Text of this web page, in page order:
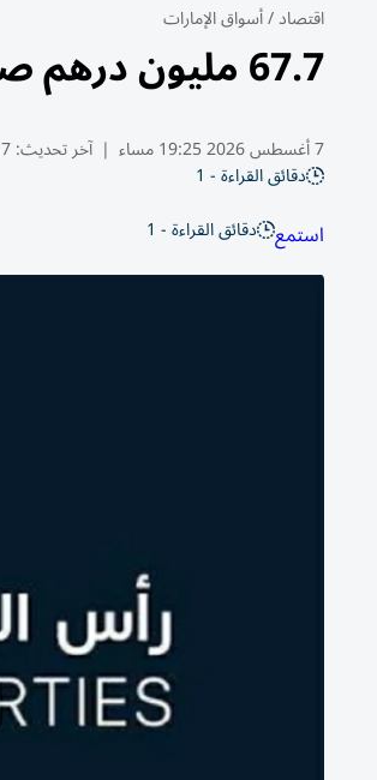
اقتصاد/أسواق الإمارات
67.7 مليون درهم صافي الأرباح النصفية لـ«رأس الخيمة العقارية»
7 أغسطس 2026 19:25 مساء | آخر تحديث:7 أغسطس 19:46 2026
دقائق القراءة - 1
استمع دقائق القراءة - 1